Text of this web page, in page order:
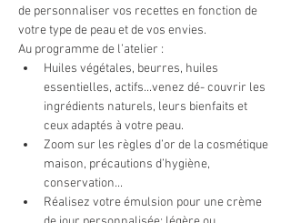
de personnaliser vos recettes en fonction de
votre type de peau et de vos envies.
Au programme de l’atelier :
Huiles végétales, beurres, huiles
essentielles, actifs...venez dé- couvrir les
ingrédients naturels, leurs bienfaits et
ceux adaptés à votre peau.
Zoom sur les règles d’or de la cosmétique
maison, précautions d’hygiène,
conservation...
Réalisez votre émulsion pour une crème